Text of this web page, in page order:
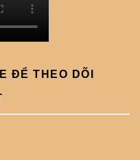
ĐỂ THEO DÕI